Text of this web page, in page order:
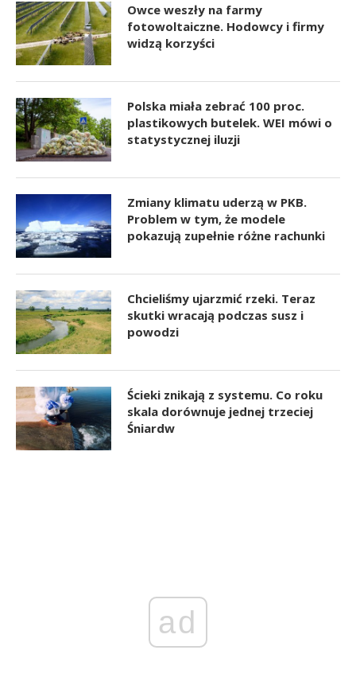
Owce weszły na farmy
fotowoltaiczne. Hodowcy i firmy
widzą korzyści
Polska miała zebrać 100 proc.
plastikowych butelek. WEI mówi o
statystycznej iluzji
Zmiany klimatu uderzą w PKB.
Problem w tym, że modele
pokazują zupełnie różne rachunki
Chcieliśmy ujarzmić rzeki. Teraz
skutki wracają podczas susz i
powodzi
Ścieki znikają z systemu. Co roku
skala dorównuje jednej trzeciej
Śniardw
ad